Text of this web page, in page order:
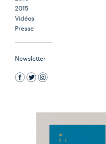
2015
Vidéos
Presse
Newsletter